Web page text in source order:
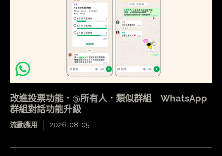
改進投票功能．@所有人．類似群組 WhatsApp
群組對話功能升級
流動應用 2026-08-05